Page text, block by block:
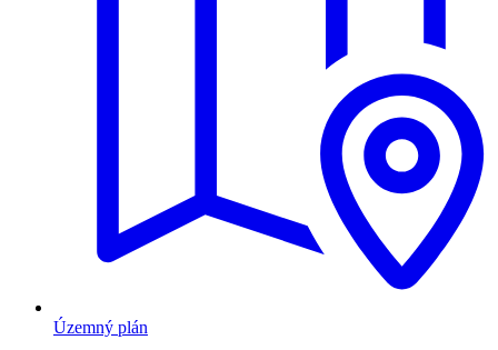
Územný plán